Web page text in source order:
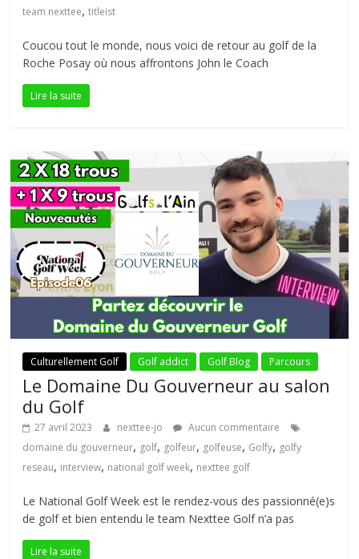
team nexttee,titleist
Coucou tout le monde, nous voici de retour au golf de la
Roche Posay où nous affrontons John le Coach
Lire la suite
Culturellement Golf Golf addict Golf Blog Parcours
Le Domaine Du Gouverneur au salon
du Golf
27 avril 2023 nexttee-jo
Aucun commentaire
domaine du gouverneur, golf, golfeur, golfeuse, Golfy, golfy
reseau, interview, national golf week, nexttee golf
Le National Golf Week est le rendez-vous des passionné(e)s
de golf et bien entendu le team Nexttee Golf n’a pas
Lire la suite